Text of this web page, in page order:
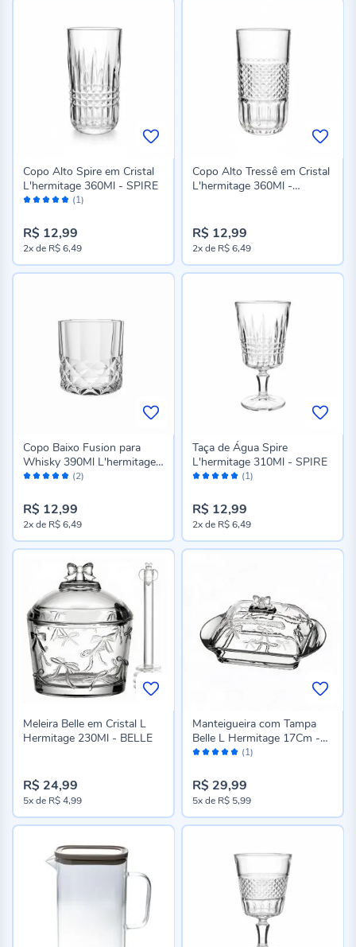
Avaliação: (1)
Copo Alto Spire em Cristal
L'hermitage 360Ml - SPIRE
R$ 12,99
2xde R$ 6,49
Copo Alto Tressê em Cristal
L'hermitage 360Ml -
R$ 12,99
2xde R$ 6,49
Avaliação: (2)
Copo Baixo Fusion para
Whisky 390Ml L'hermitage -
FUSION
R$ 12,99
2xde R$ 6,49
Avaliação: (1)
Taça de Água Spire
L'hermitage 310Ml - SPIRE
R$ 12,99
2xde R$ 6,49
Meleira Belle em Cristal L
Hermitage 230Ml - BELLE
R$ 24,99
5xde R$ 4,99
Avaliação: (1)
Manteigueira com Tampa
Belle L Hermitage 17Cm -
BELLE
R$ 29,99
5xde R$ 5,99